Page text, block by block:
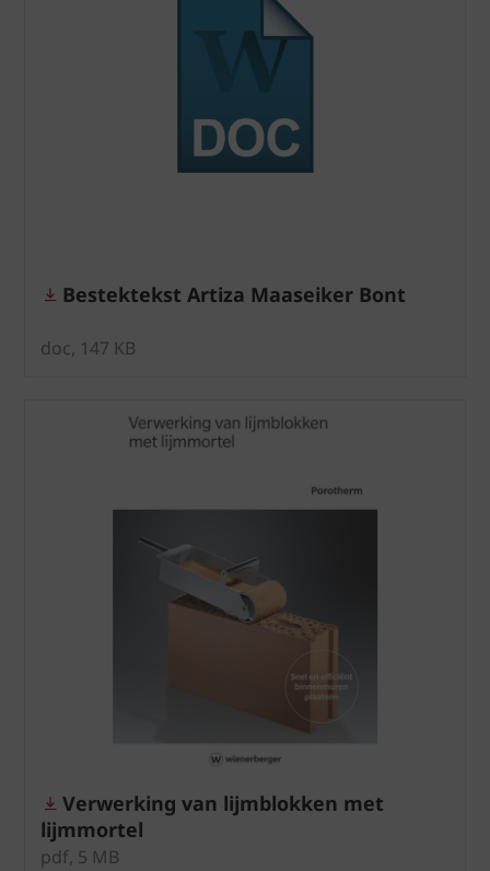
Bestektekst Artiza Maaseiker Bont
doc, 147 KB
Verwerking van lijmblokken met
lijmmortel
pdf, 5 MB